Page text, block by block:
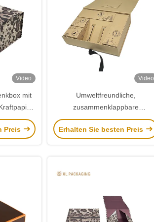
Video
mit
Preis
Video
Umweltfreundliche,
zusammenklappbare
Kraftpapiergeschenkbox mit
schrägem Tray und
Erhalten Sie besten Preis